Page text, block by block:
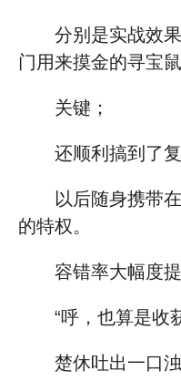
分别是实战效
门用来摸金的寻宝鼠
关键；
还顺利搞到了
以后随身携带
的特权。
容错率大幅度提
“呼，也算是收
楚休吐出一口